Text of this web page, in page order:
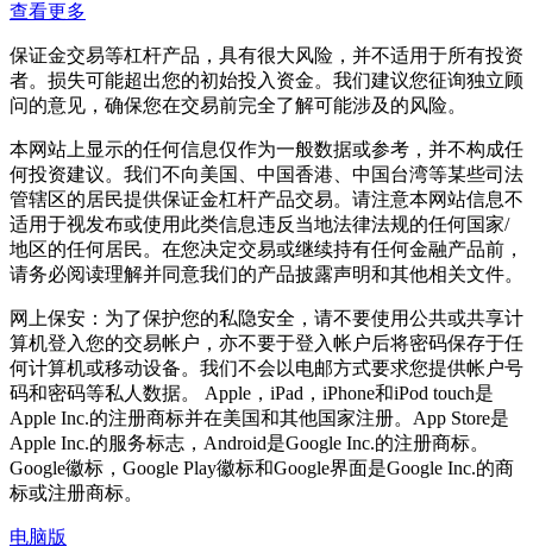
查看更多
保证金交易等杠杆产品，具有很大风险，并不适用于所有投资
者。损失可能超出您的初始投入资金。我们建议您征询独立顾
问的意见，确保您在交易前完全了解可能涉及的风险。
本网站上显示的任何信息仅作为一般数据或参考，并不构成任
何投资建议。我们不向美国、中国香港、中国台湾等某些司法
管辖区的居民提供保证金杠杆产品交易。请注意本网站信息不
适用于视发布或使用此类信息违反当地法律法规的任何国家/
地区的任何居民。在您决定交易或继续持有任何金融产品前，
请务必阅读理解并同意我们的产品披露声明和其他相关文件。
网上保安：为了保护您的私隐安全，请不要使用公共或共享计
算机登入您的交易帐户，亦不要于登入帐户后将密码保存于任
何计算机或移动设备。我们不会以电邮方式要求您提供帐户号
码和密码等私人数据。 Apple，iPad，iPhone和iPod touch是
Apple Inc.的注册商标并在美国和其他国家注册。App Store是
Apple Inc.的服务标志，Android是Google Inc.的注册商标。
Google徽标，Google Play徽标和Google界面是Google Inc.的商
标或注册商标。
电脑版